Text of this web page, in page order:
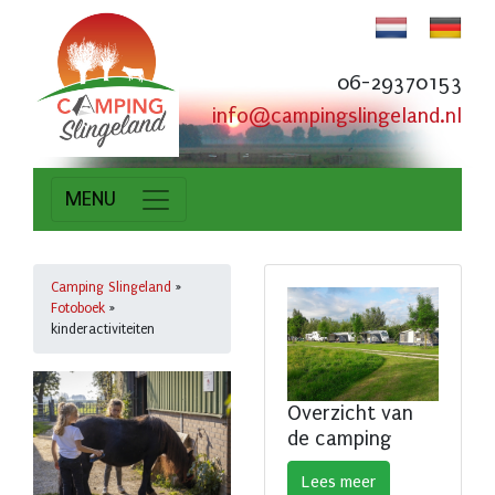
06-29370153
info@campingslingeland.nl
MENU
Camping Slingeland »
Fotoboek »
kinderactiviteiten
Overzicht van
de camping
Lees meer